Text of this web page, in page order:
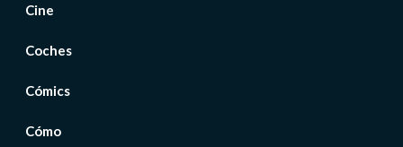
Cine
Coches
Cómics
Cómo